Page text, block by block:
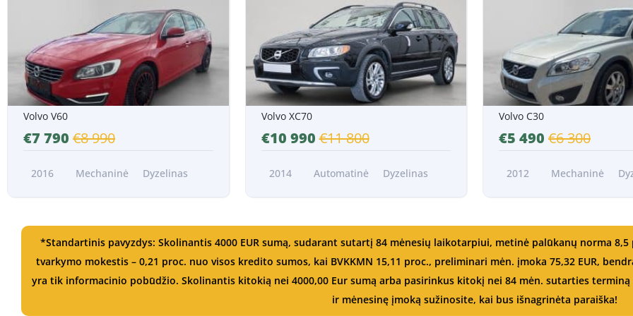
Nuo 143 EUR/Mėn.*
Volvo V60
€7 790 €8 990
2016 Mechaninė Dyzelinas
Nuo 201 EUR/Mėn.*
Volvo XC70
€10 990€11 800
2014 Automatinė Dyzelinas
Nuo 101 EUR/Mėn.*
Volvo C30
€5 490 €6 300
2012 Mechaninė
*Standartinis pavyzdys: Skolinantis 4000 EUR sumą, sudarant sutartį 84 mėnesių laikotarpiui, metinė palūkanų norma
tvarkymo mokestis – 0,21 proc. nuo visos kredito sumos, kai BVKKMN 15,11 proc., preliminari mėn. įmoka 75,32 EUR,
yra tik informacinio pobūdžio. Skolinantis kitokią nei 4000,00 Eur sumą arba pasirinkus kitokį nei 84 mėn. sutarties
ir mėnesinę įmoką sužinosite, kai bus išnagrinėta paraiška!